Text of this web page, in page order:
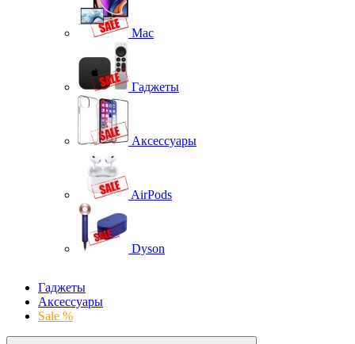
Mac
Гаджеты
Аксессуары
AirPods
Dyson
Гаджеты
Аксессуары
Sale %